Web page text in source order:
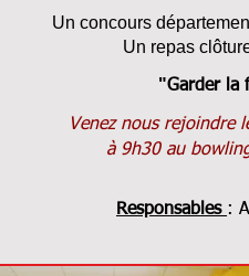
Un concours
Un repas
"Garder la
Venez nous rejoindre
à 9h30 au
Responsables :